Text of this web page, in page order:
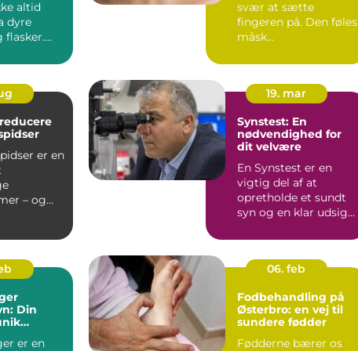
altid
dyre
flasker.
svær at sætte
fingeren på. Den føles
måsk...
er en
– og
19. mar
Synstest: En
nødvendighed for
dit velvære
En Synstest er en
vigtig del af at
opretholde et sundt
syn og en klar udsigt
Din
er en
06. feb
Fodbehandling på
Østerbro: en vej til
sundere fødder
Fødderne bærer os